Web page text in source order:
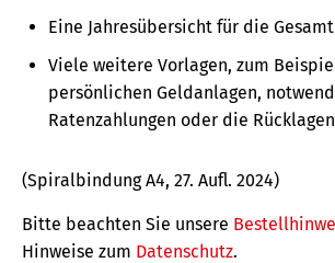
Eine Jahresübersicht für die
Viele weitere Vorlagen, zum
persönlichen Geldanlagen,
Ratenzahlungen oder die
(Spiralbindung A4, 27. Aufl. 2024)
Bitte beachten Sie unsere
Hinweise zum Datenschutz.